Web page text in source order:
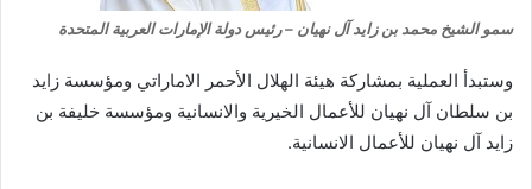
سمو الشيخ محمد بن زايد آل نهيان – رئيس دولة الإمارات العربية المتحدة
وستبدأ العملية بمشاركة هيئة الهلال الأحمر الاماراتي ومؤسسة زايد
بن سلطان آل نهيان للأعمال الخيرية والانسانية ومؤسسة خليفة بن
زايد آل نهيان للأعمال الانسانية.